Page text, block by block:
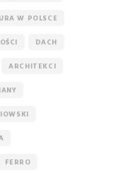
W POLSCE
DACH
ARCHITEKCI
FERRO